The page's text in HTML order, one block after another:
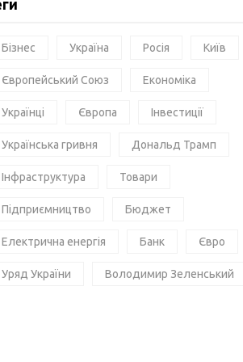
Бізнес Україна Росія Київ
Європейський Союз Економіка
Українці Європа Інвестиції
Українська гривня Дональд Трамп
Інфраструктура Товари
Підприємництво Бюджет
Електрична енергія Банк Євро
Уряд України Володимир Зеленський